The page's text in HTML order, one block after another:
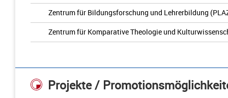
Zentrum für Bildungsforschung und Lehrerbildung
Zentrum für Komparative Theologie und
Projekte /